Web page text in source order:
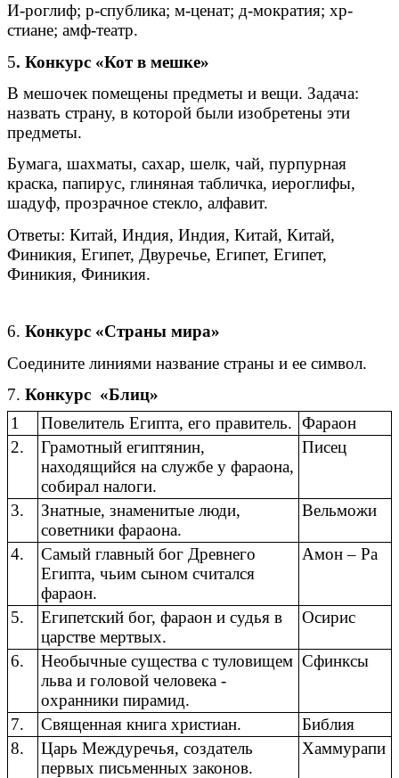
И-роглиф; р-спублика; м-ценат; д-мократия; хр-
стиане; амф-театр.
5. Конкурс «Кот в мешке»
В мешочек помещены предметы и вещи. Задача:
назвать страну, в которой были изобретены эти
предметы.
Бумага, шахматы, сахар, шелк, чай, пурпурная
краска, папирус, глиняная табличка, иероглифы,
шадуф, прозрачное стекло, алфавит.
Ответы: Китай, Индия, Индия, Китай, Китай,
Финикия, Египет, Двуречье, Египет, Египет,
Финикия, Финикия.
6. Конкурс «Страны мира»
Соедините линиями название страны и ее символ.
7. Конкурс «Блиц»
1
Повелитель Египта, его правитель. Фараон
2.
Грамотный египтянин,
находящийся на службе у фараона,
собирал налоги.
Писец
3.
Знатные, знаменитые люди,
советники фараона.
Вельможи
4.
Самый главный бог Древнего
Египта, чьим сыном считался
фараон.
Амон – Ра
5.
Египетский бог, фараон и судья в
царстве мертвых.
Осирис
6.
Необычные существа с туловищем
льва и головой человека -
охранники пирамид.
Сфинксы
7. Священная книга христиан.
Библия
8.
Царь Междуречья, создатель
первых письменных законов.
Хаммурапи